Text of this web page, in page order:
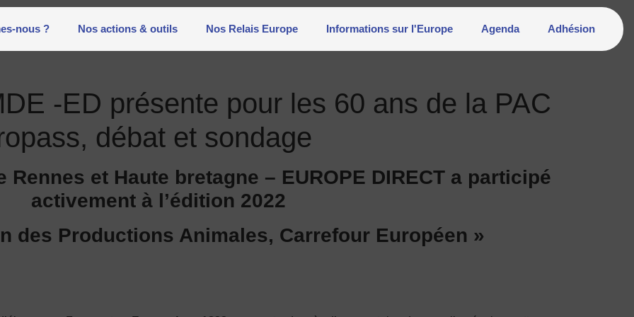
nous ? Nos actions & outils Nos Relais Europe Informations sur l'Europe Agenda Adhésion
-ED présente pour les 60 ans de la PAC
débat et sondage
Rennes et Haute bretagne – EUROPE DIRECT a participé
activement à l’édition 2022
des Productions Animales, Carrefour Européen »